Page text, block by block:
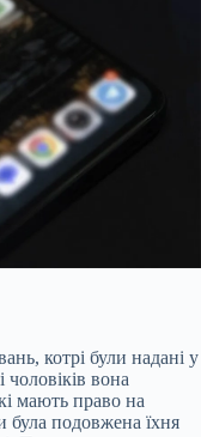
котрі були надані у
чоловіків вона
мають право на
була подовжена їхня